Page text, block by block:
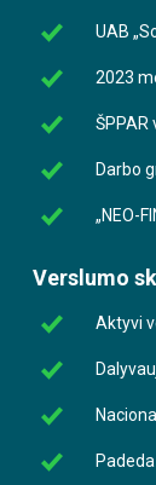
UAB
2023
ŠPPAR
Darbo
„NEO-
Verslumo
Aktyvi